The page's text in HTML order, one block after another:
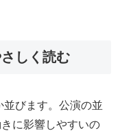
しく読む
びます。公演の並
に影響しやすいの